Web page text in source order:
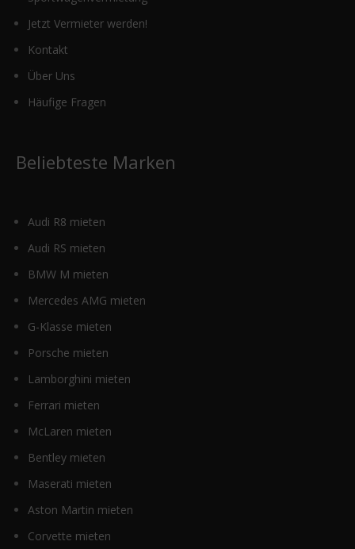
Jetzt Vermieter werden!
Kontakt
Über Uns
Häufige Fragen
Beliebteste Marken
Audi R8 mieten
Audi RS mieten
BMW M mieten
Mercedes AMG mieten
G-Klasse mieten
Porsche mieten
Lamborghini mieten
Ferrari mieten
McLaren mieten
Bentley mieten
Maserati mieten
Aston Martin mieten
Corvette mieten